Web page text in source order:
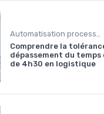
Automatisation processus
Comprendre la
dépassement du
de 4h30 en logistique